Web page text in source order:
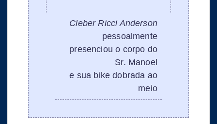
Cleber Ricci Anderson
pessoalmente
presenciou o corpo do
Sr. Manoel
e sua bike dobrada ao
meio